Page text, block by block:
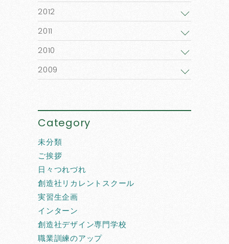
2012
2011
2010
2009
Category
未分類
ご挨拶
日々つれづれ
創造社リカレントスクール
実習生企画
インターン
創造社デザイン専門学校
職業訓練のアップ